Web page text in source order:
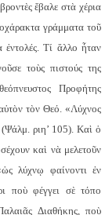
ἔβαλε στὰ χέρια
γράμματα τοῦ
ἐντολές. Τί ἄλλο ἦταν
τοὺς πιστούς της
Προφήτης
τὸν Θεό. «Λύχνος
ριη’ 105). Καὶ ὁ
καὶ νὰ μελετοῦν
λύχνῳ φαίνοντι ἐν
ποὺ φέγγει σὲ τόπο
Διαθήκης, ποὺ